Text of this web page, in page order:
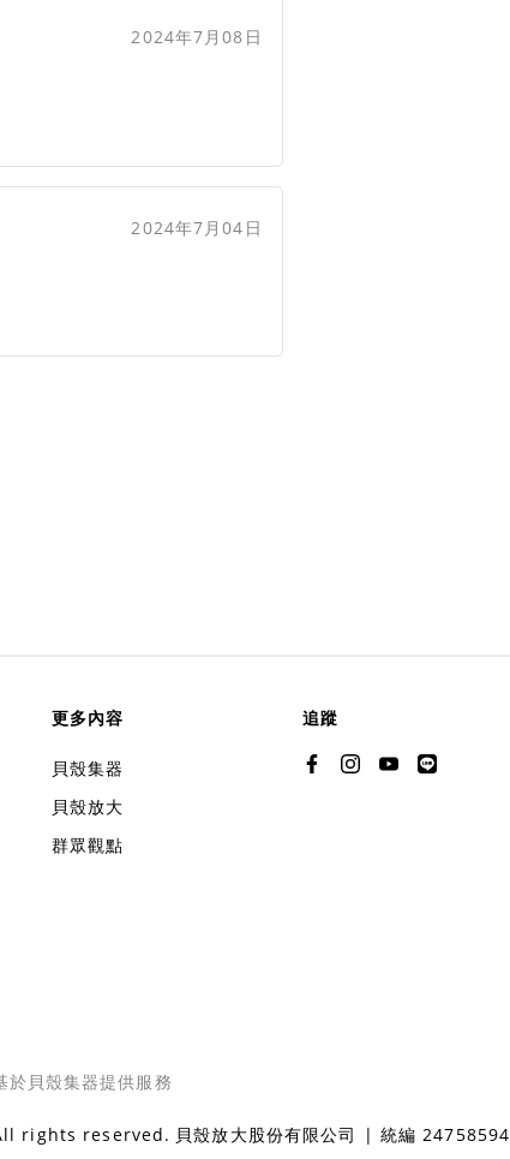
2024年7月08日
2024年7月04日
更多內容
貝殼集器
貝殼放大
群眾觀點
追蹤
於貝殼集器提供服務
rights reserved. 貝殼放大股份有限公司 | 統編 24758594